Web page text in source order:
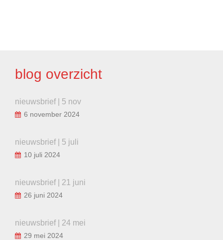
blog overzicht
nieuwsbrief | 5 nov
6 november 2024
nieuwsbrief | 5 juli
10 juli 2024
nieuwsbrief | 21 juni
26 juni 2024
nieuwsbrief | 24 mei
29 mei 2024